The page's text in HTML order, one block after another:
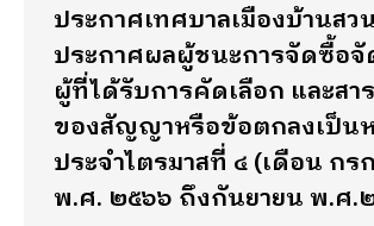
ประกาศเทศบาลเมืองบ้านสว
ประกาศผลผู้ชนะการจัดซื้อจั
ผู้ที่ได้รับการคัดเลือก และสา
ของสัญญาหรือข้อตกลงเป็น
ประจำไตรมาสที่ ๔ (เดือน กร
พ.ศ. ๒๕๖๖ ถึงกันยายน พ.ศ.